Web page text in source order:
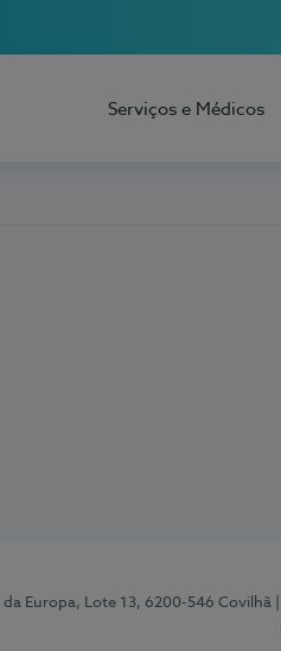
Serviços e Médicos
da Europa, Lote 13, 6200-546 Covilhã